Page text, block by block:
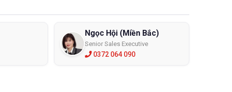
Ngọc Hội (Miền Bắc)
Senior Sales Executive
0372 064 090